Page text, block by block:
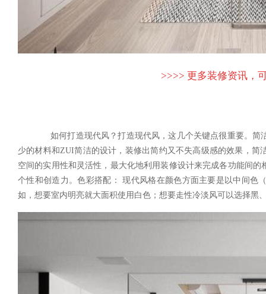
>>>> 更多装修资讯，
如何打造现代风？打造现代风，这几个关键点很重要。简
少的材料和ZUI简洁的设计，装修出简约又不失高级感的效果，
空间的实用性和灵活性，最大化地利用装修设计来完成各功能间
个性和创造力。色彩搭配： 现代风格在颜色方面主要是以中间色
如，想要室内明亮就大面积使用白色；想要走性冷淡风可以选择黑